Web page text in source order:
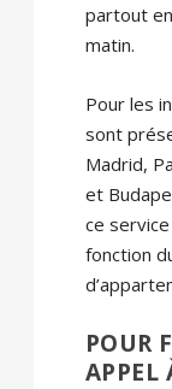
partout
matin.
Pour les
sont
Madrid,
et
ce
fonction
POUR
APPEL